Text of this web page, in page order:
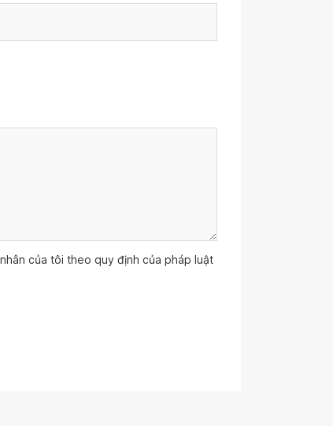
của tôi theo quy định của pháp luật